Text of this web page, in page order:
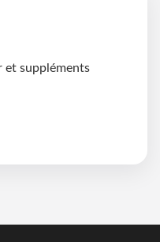
et suppléments